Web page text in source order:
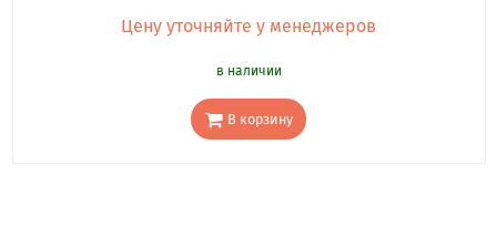
Цену уточняйте у менеджеров
в наличии
В корзину